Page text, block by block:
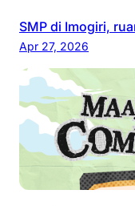
SMP di Imogiri,
Apr 27, 2026